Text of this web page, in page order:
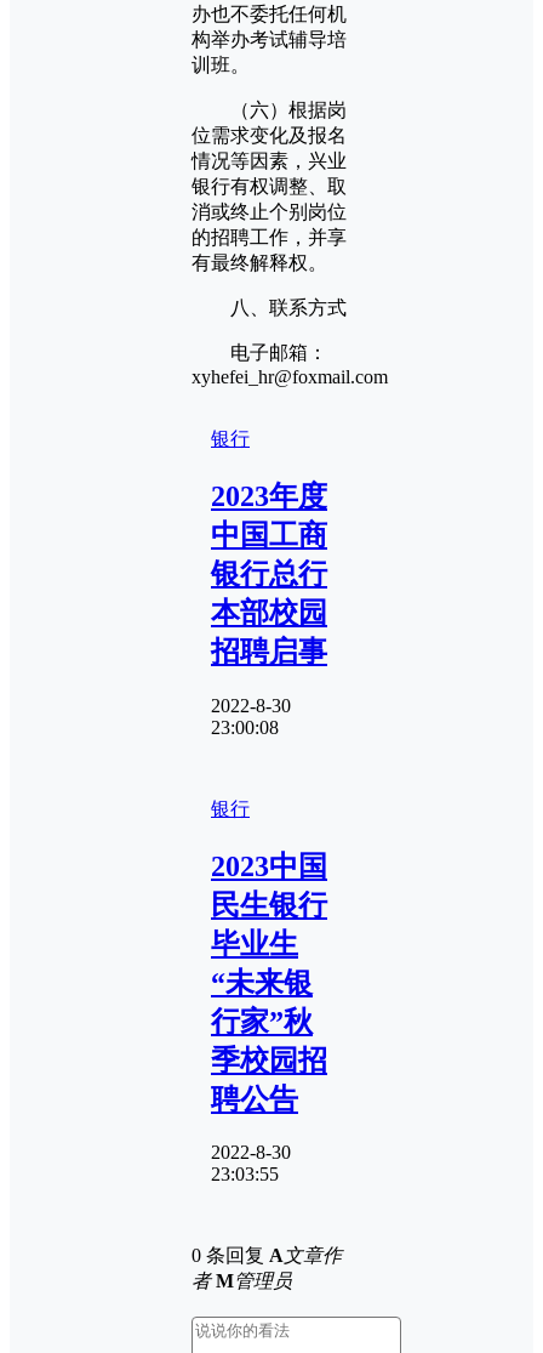
办也不委托任何机
构举办考试辅导培
训班。
（六）根据岗
位需求变化及报名
情况等因素，兴业
银行有权调整、取
消或终止个别岗位
的招聘工作，并享
有最终解释权。
八、联系方式
电子邮箱：
xyhefei_hr@foxmail.com
银行
2023年度
中国工商
银行总行
本部校园
招聘启事
2022-8-30
23:00:08
银行
2023中国
民生银行
毕业生
“未来银
行家”秋
季校园招
聘公告
2022-8-30
23:03:55
0 条回复 A文章作
者 M管理员